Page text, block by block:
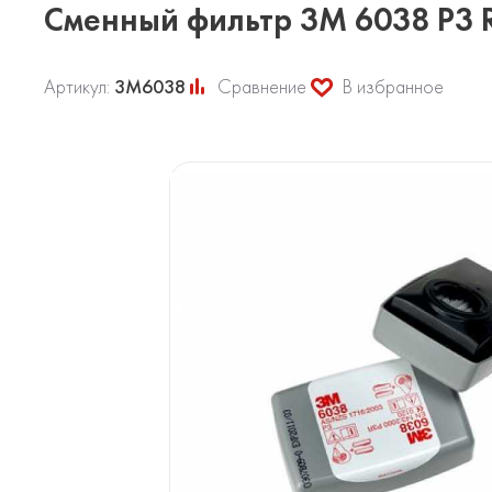
Сменный фильтр 3М 6038 P3
Артикул: 3М6038 Сравнение В избранное